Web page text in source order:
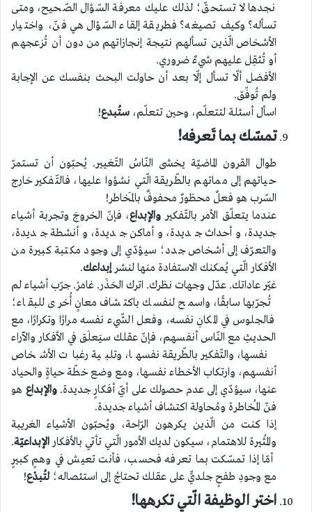
نجدها لا تستحقّ؛ لذلك عليك معرفة السّؤال الصّحيح، ومتى
تسأله؟ وكيف تصيغه؟ فطريقة إلقاء السّؤال هي فنّ، واختيار
الأشخاص الّذين تسألهم نتيجة إنجازاتهم من دون أن تُزعجهم
أو تُثقِل عليهم شيءٌ ضروري.
الأفضل ألّا تسأل إلّا بعد أن حاولت البحث بنفسك عن الإجابة
ولم تُوفّق.
اسأل أسئلة لتتعلّم، وحين تتعلّم، ستُبدع!
تمسّك بما تَعرفه!
طوال القرون الماضيّة يخشى النّاسُ التّغيير. يُحبّون أن تستمرّ
حياتهم إلى مماتهم بالطّريقة الّتي نشؤوا عليها، فالتّفكير خارج
السّرب هو فعلٌ محظورٌ محفوفٌ بالمَخاطر!
عندما يتعلّق الأمر بالتّفكير والإبداع، فإنّ الخروجَ وتجربة أشياء
جديدة، وأحداث جديدة، وأماكن جديدة، وأنشطة جديدة،
والتعرّف إلى أشخاص جدد؛ سيؤدّي إلى وجود مكتبة كبيرة من
الأفكار الّتي يُمكنك الاستفادة منها لنشرإبداعك.
غيّر عاداتك. عدّل وجهات نظرك. اترك الحَذَر. غامرْ. جرّب أشياء لم
تُجرّبها سابقًا، واسمح لنفسك باكتشاف معانٍ أُخرى للبقاء؛
فالجلوس في المكانِ نفسه، وفعل الشّيء نفسه مرارًا وتكرارًا، مع
الحديثِ مع النّاس أنفسهم، فإنّ عقلك سيَعلَق في الأفكار والآراء
نفسها، والتّفكير بالطّريقة نفسها، وتلبية رغبات الأشخاص
أنفسهم، وارتكاب الأخطاء نفسها، ومع وضع خطّة حياةٍ والحياد
عنها، سيؤدّي إلى عدم حصولك على أيّ أفكارٍ جديدة.والإبداع هو
فنّ المُخاطرة ومُحاولة اكتشاف أشياء جديدة.
إذا كنت من الّذين يكرهون الرّاحة، ويُحبّون الأشياء الغريبة
والمُثيرة للاهتمام، سيكون لديك الأمور الّتي تأتي بالأفكارالإبداعيّة.
أمّا إذا تمسّكت بما تعرفه فحسب، فأنت تعيش في وهمٍ كبيرٍ
مع وجودِ طفحٍ جلديٍّ على عقلك تحتاجُ إلى استئصاله؛لتُبدْع!
اختر الوظيفة الّتي تكرهها!